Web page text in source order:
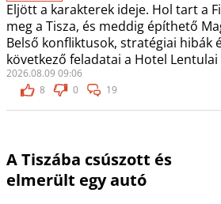
Eljött a karakterek ideje. Hol tart a
meg a Tisza, és meddig építhető
Belső konfliktusok, stratégiai hibák
következő feladatai a Hotel
2026.08.09 09:06
8
0 19
A Tiszába csúszott és
elmerült egy autó